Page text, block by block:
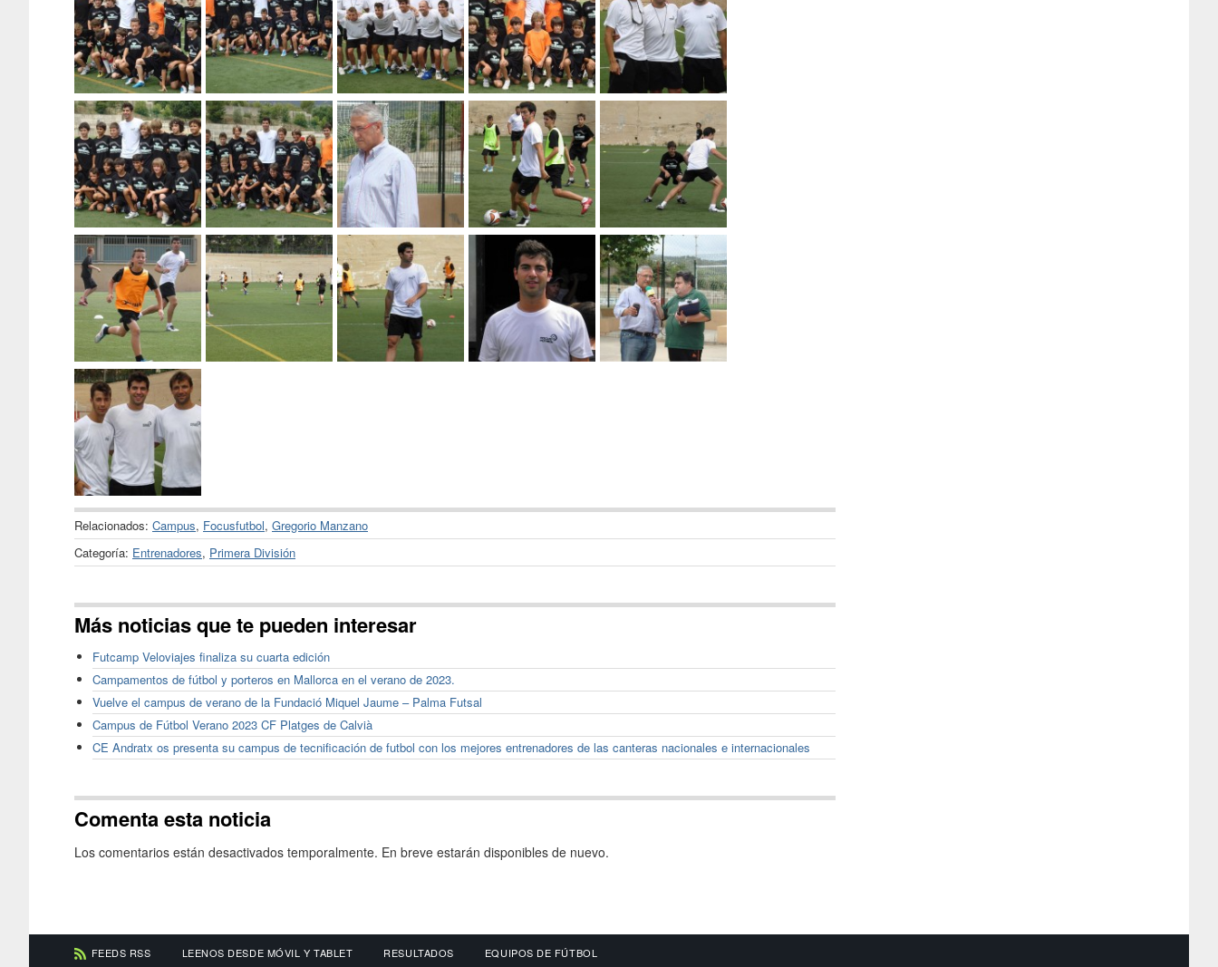
Relacionados: Campus, Focusfutbol, Gregorio Manzano
Categoría: Entrenadores, Primera División
Más noticias que te pueden interesar
Futcamp Veloviajes finaliza su cuarta edición
Campamentos de fútbol y porteros en Mallorca en el verano de 2023.
Vuelve el campus de verano de la Fundació Miquel Jaume – Palma Futsal
Campus de Fútbol Verano 2023 CF Platges de Calvià
CE Andratx os presenta su campus de tecnificación de futbol con los mejores entrenadores de las canteras nacionales e internacionales
Comenta esta noticia
Los comentarios están desactivados temporalmente. En breve estarán disponibles de nuevo.
FEEDS RSS LEENOS DESDE MÓVIL Y TABLET RESULTADOS EQUIPOS DE FÚTBOL